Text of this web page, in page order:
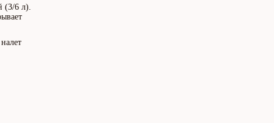
(3/6 л).